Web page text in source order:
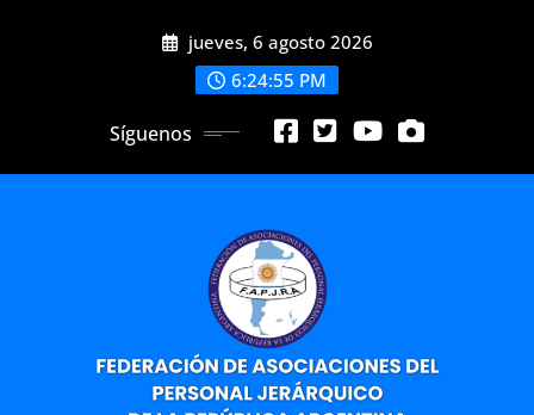
jueves, 6 agosto 2026
6:24:57 PM
Síguenos